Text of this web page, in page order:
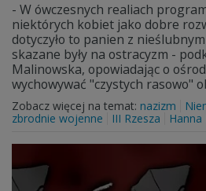
- W ówczesnych realiach
niektórych kobiet jako dobre
dotyczyło to panien z
skazane były na ostracyzm -
Malinowska, opowiadając o
wychowywać "czystych rasowo"
Zobacz więcej na temat: nazizm
zbrodnie wojenne
III Rzesza Hanna